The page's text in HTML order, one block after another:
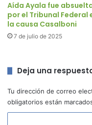
Aída Ayala fue
por el Tribunal Federal
la causa Casalboni
7 de julio de 2025
Deja una
Tu dirección de correo
obligatorios están